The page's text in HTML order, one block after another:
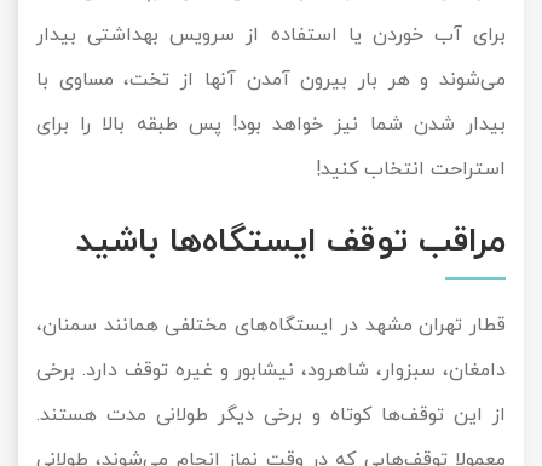
برای آب خوردن یا استفاده از سرویس بهداشتی بیدار
می‌شوند و هر بار بیرون آمدن آنها از تخت، مساوی با
بیدار شدن شما نیز خواهد بود! پس طبقه بالا را برای
استراحت انتخاب کنید!
مراقب توقف ایستگاه‌ها باشید
قطار تهران مشهد در ایستگاه‌های مختلفی همانند سمنان،
دامغان، سبزوار، شاهرود، نیشابور و غیره توقف دارد. برخی
از این توقف‌ها کوتاه و برخی دیگر طولانی مدت هستند.
معمولا توقف‌هایی که در وقت نماز انجام می‌شوند، طولانی